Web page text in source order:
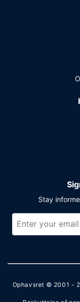
Stay
Ophavsret © 2001 -